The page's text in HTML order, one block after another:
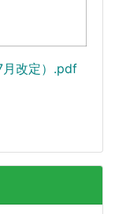
月改定）.pdf